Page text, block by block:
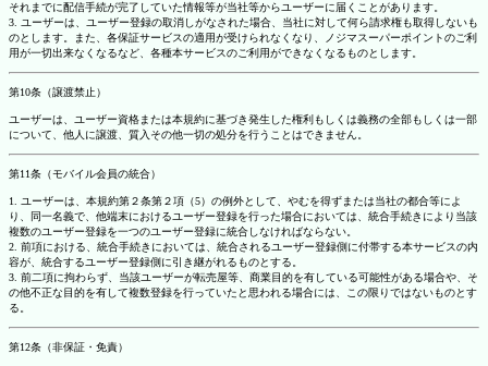
それまでに配信手続が完了していた情報等が当社等からユーザーに届くことがあります。
3. ユーザーは、ユーザー登録の取消しがなされた場合、当社に対して何ら請求権も取得しないも
のとします。また、各保証サービスの適用が受けられなくなり、ノジマスーパーポイントのご利
用が一切出来なくなるなど、各種本サービスのご利用ができなくなるものとします。
第10条（譲渡禁止）
ユーザーは、ユーザー資格または本規約に基づき発生した権利もしくは義務の全部もしくは一部
について、他人に譲渡、質入その他一切の処分を行うことはできません。
第11条（モバイル会員の統合）
1. ユーザーは、本規約第２条第２項（5）の例外として、やむを得ずまたは当社の都合等によ
り、同一名義で、他端末におけるユーザー登録を行った場合においては、統合手続きにより当該
複数のユーザー登録を一つのユーザー登録に統合しなければならない。
2. 前項における、統合手続きにおいては、統合されるユーザー登録側に付帯する本サービスの内
容が、統合するユーザー登録側に引き継がれるものとする。
3. 前二項に拘わらず、当該ユーザーが転売屋等、商業目的を有している可能性がある場合や、そ
の他不正な目的を有して複数登録を行っていたと思われる場合には、この限りではないものとす
る。
第12条（非保証・免責）